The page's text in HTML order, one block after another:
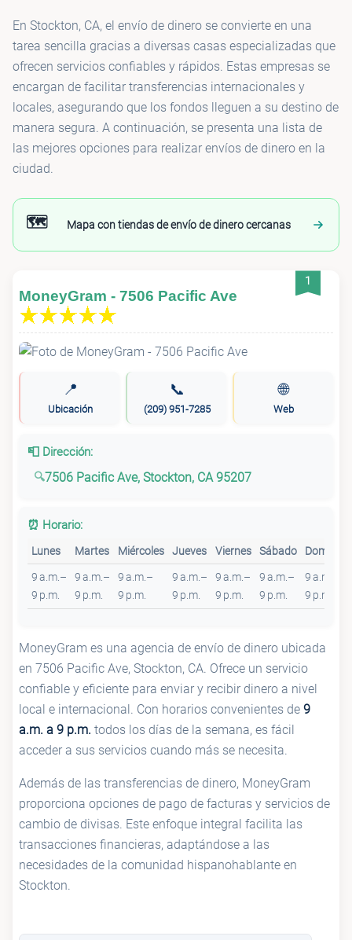
En Stockton, CA, el envío de dinero se convierte en una
tarea sencilla gracias a diversas casas especializadas que
ofrecen servicios confiables y rápidos. Estas empresas se
encargan de facilitar transferencias internacionales y
locales, asegurando que los fondos lleguen a su destino de
manera segura. A continuación, se presenta una lista de
las mejores opciones para realizar envíos de dinero en la
ciudad.
🗺️ Mapa con tiendas de envío de dinero cercanas
1
MoneyGram - 7506 Pacific Ave
📍
Ubicación
📞
(209) 951-7285
🌐
Web
📮 Dirección:
7506 Pacific Ave, Stockton, CA 95207
⏰ Horario:
Lunes Martes Miércoles Jueves Viernes Sábado Domingo
9 a.m.–
9 p.m.
9 a.m.–
9 p.m.
9 a.m.–
9 p.m.
9 a.m.–
9 p.m.
9 a.m.–
9 p.m.
9 a.m.–
9 p.m.
9 a.m.–
9 p.m.
MoneyGram es una agencia de envío de dinero ubicada
en 7506 Pacific Ave, Stockton, CA. Ofrece un servicio
confiable y eficiente para enviar y recibir dinero a nivel
local e internacional. Con horarios convenientes de 9
a.m. a 9 p.m. todos los días de la semana, es fácil
acceder a sus servicios cuando más se necesita.
Además de las transferencias de dinero, MoneyGram
proporciona opciones de pago de facturas y servicios de
cambio de divisas. Este enfoque integral facilita las
transacciones financieras, adaptándose a las
necesidades de la comunidad hispanohablante en
Stockton.